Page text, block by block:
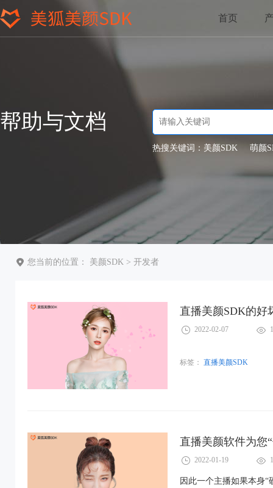
首页
帮助与文档
热搜关键词： 美颜SDK 萌颜
您当前的位置： 美颜SDK > 开发者
直播美颜SDK的好
2022-02-07
标签： 直播美颜SDK
直播美颜软件为您
2022-01-19
因此一个主播如果本身